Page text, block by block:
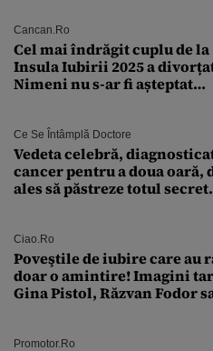
Cancan.ro
Cel mai îndrăgit cuplu de la
Insula Iubirii 2025 a
Nimeni nu s-ar fi așteptat
Ce Se Întâmplă Doctore
Vedeta celebră,
cancer pentru a doua oară,
ales să păstreze totul
Ciao.ro
Poveştile de iubire care au
doar o amintire! Imagini
Gina Pistol, Răzvan Fodor
Promotor.ro